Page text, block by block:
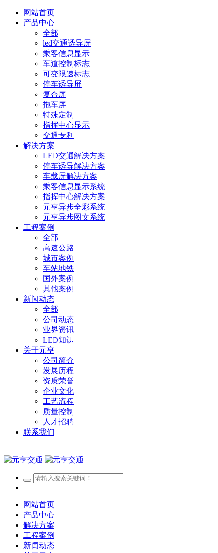
网站首页
产品中心
全部
led交通诱导屏
乘客信息显示
车道控制标志
可变限速标志
停车诱导屏
复合屏
拖车屏
特殊定制
指挥中心显示
交通专利
解决方案
LED交通解决方案
停车诱导解决方案
车载屏解决方案
乘客信息显示系统
指挥中心解决方案
元亨异步全彩系统
元亨异步图文系统
工程案例
全部
高速公路
城市案例
车站地铁
国外案例
其他案例
新闻动态
全部
公司动态
业界资讯
LED知识
关于元亨
公司简介
发展历程
资质荣誉
企业文化
工艺流程
质量控制
人才招聘
联系我们
网站首页
产品中心
解决方案
工程案例
新闻动态